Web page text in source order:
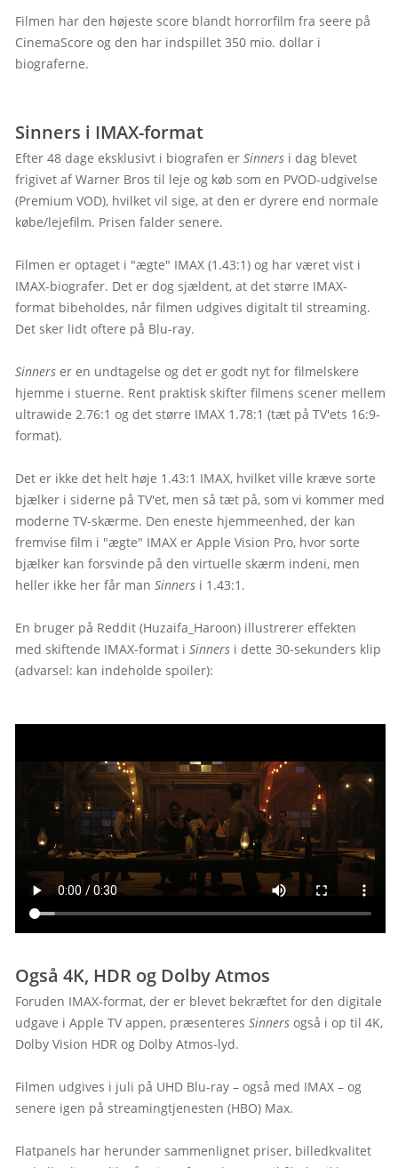
Filmen har den højeste score blandt horrorfilm fra seere på
CinemaScore og den har indspillet 350 mio. dollar i
biograferne.
Sinners i IMAX-format
Efter 48 dage eksklusivt i biografen er Sinners i dag blevet
frigivet af Warner Bros til leje og køb som en PVOD-udgivelse
(Premium VOD), hvilket vil sige, at den er dyrere end normale
købe/lejefilm. Prisen falder senere.
Filmen er optaget i "ægte" IMAX (1.43:1) og har været vist i
IMAX-biografer. Det er dog sjældent, at det større IMAX-
format bibeholdes, når filmen udgives digitalt til streaming.
Det sker lidt oftere på Blu-ray.
Sinners er en undtagelse og det er godt nyt for filmelskere
hjemme i stuerne. Rent praktisk skifter filmens scener mellem
ultrawide 2.76:1 og det større IMAX 1.78:1 (tæt på TV'ets 16:9-
format).
Det er ikke det helt høje 1.43:1 IMAX, hvilket ville kræve sorte
bjælker i siderne på TV'et, men så tæt på, som vi kommer med
moderne TV-skærme. Den eneste hjemmeenhed, der kan
fremvise film i "ægte" IMAX er Apple Vision Pro, hvor sorte
bjælker kan forsvinde på den virtuelle skærm indeni, men
heller ikke her får man Sinners i 1.43:1.
En bruger på Reddit (Huzaifa_Haroon) illustrerer effekten
med skiftende IMAX-format i Sinners i dette 30-sekunders klip
(advarsel: kan indeholde spoiler):
Også 4K, HDR og Dolby Atmos
Foruden IMAX-format, der er blevet bekræftet for den digitale
udgave i Apple TV appen, præsenteres Sinners også i op til 4K,
Dolby Vision HDR og Dolby Atmos-lyd.
Filmen udgives i juli på UHD Blu-ray – også med IMAX – og
senere igen på streamingtjenesten (HBO) Max.
Flatpanels har herunder sammenlignet priser, billedkvalitet